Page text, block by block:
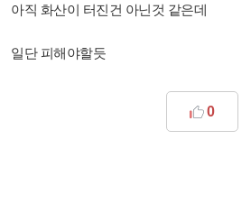
아직 화산이 터진건 아닌것 같은데
일단 피해야할듯
0